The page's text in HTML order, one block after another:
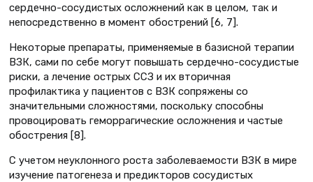
сердечно-сосудистых осложнений как в целом, так и
непосредственно в момент обострений [6, 7].
Некоторые препараты, применяемые в базисной терапии
ВЗК, сами по себе могут повышать сердечно-сосудистые
риски, а лечение острых ССЗ и их вторичная
профилактика у пациентов с ВЗК сопряжены со
значительными сложностями, поскольку способны
провоцировать геморрагические осложнения и частые
обострения [8].
С учетом неуклонного роста заболеваемости ВЗК в мире
изучение патогенеза и предикторов сосудистых